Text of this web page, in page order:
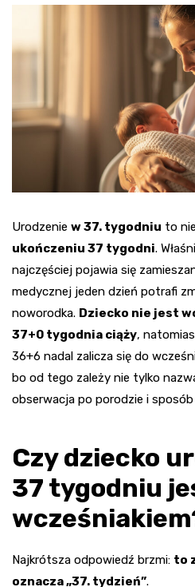
Urodzenie w 37. tygodniu to
ukończeniu 37 tygodni.
najczęściej pojawia się
medycznej jeden dzień potrafi
noworodka. Dziecko nie jest
37+0 tygodnia ciąży,
36+6 nadal zalicza się do
bo od tego zależy nie tylko
obserwacja po porodzie i
Czy dziecko
37 tygodniu
Najkrótsza odpowiedź brzmi: to
oznacza „37. tydzień”.